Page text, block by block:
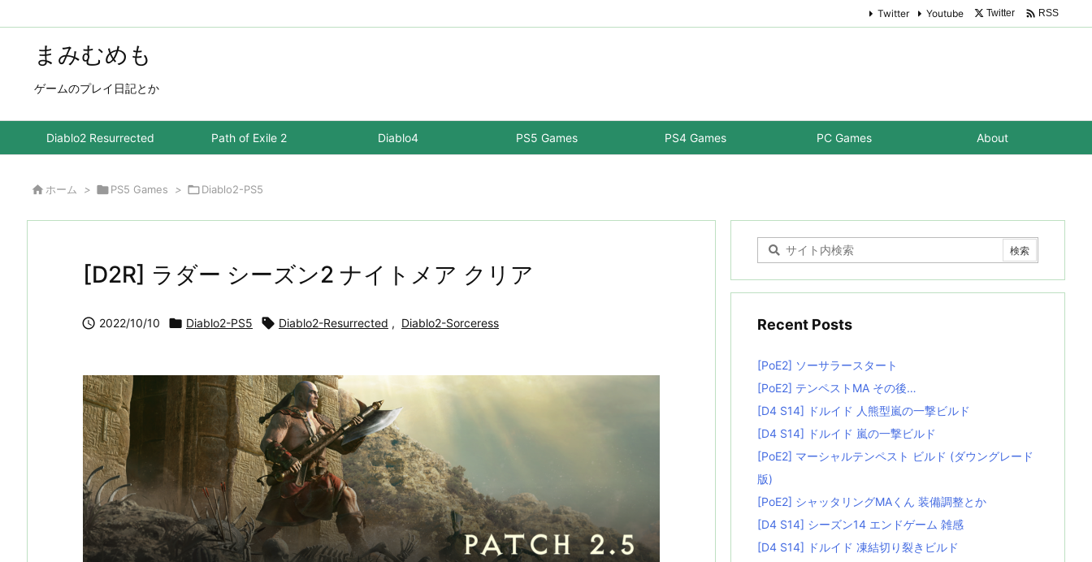
まみむめも
ゲームのプレイ日記とか
Diablo2 Resurrected Path of Exile 2 Diablo4 PS5 Games PS4 Games PC Games About
Twitter Youtube Twitter  RSS
 ホーム > PS5 Games > Diablo2-PS5
[D2R] ラダー シーズン2 ナイトメア クリア
 2022/10/10  Diablo2-PS5  Diablo2-Resurrected , Diablo2-Sorceress Recent Posts
[PoE2] ソーサラースタート
[PoE2] テンペストMA その後…
[D4 S14] ドルイド 人熊型嵐の一撃ビルド
[D4 S14] ドルイド 嵐の一撃ビルド
[PoE2] マーシャルテンペスト ビルド (ダウングレード
版)
[PoE2] シャッタリングMAくん 装備調整とか
[D4 S14] シーズン14 エンドゲーム 雑感
[D4 S14] ドルイド 凍結切り裂きビルド